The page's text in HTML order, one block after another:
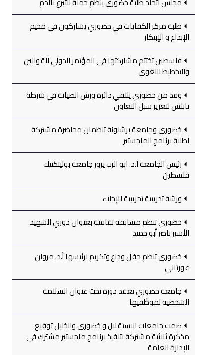
طلبة مركز الكفايات في خضوري يشاركون في مخيم
الإبداع و الإبتكار
فلسطين تختتم مشاركتها في المؤتمر الدولي للقوانين
والتخطيط اللغوي
وفد من خضوري يلتقي دائرة ورش الصيانة في شرطة
نابلس لتعزيز سبل التعاون
خضوري وجامعة برشلونة تنظمان محاضرة مشتركة
لطلبة برنامج الماجستير
رئيس الجامعة ا.د. ابو الرب يزور جامعة بوليتكنيك
فلسطين
ورشة تدريبية تجريبية للإخلاء
خضوري تنظم مسابقة ثقافية بعنوان دوري الشهيد
الأسير ناصر أبو حميد
خضوري تنظم حفل وداع وتكريم لرئيسها أ.د. مروان
عورتاني
جامعة خضوري تعقد دورة تحت عنوان السلامة
الشخصية لموظّفيها
ضمت جامعات الاستقلال و خضوري والخليل توقيع
مذكرة ثلاثية مشتركة لتنفيذ برنامج ماجستير مشترك في
الإدارة العامة